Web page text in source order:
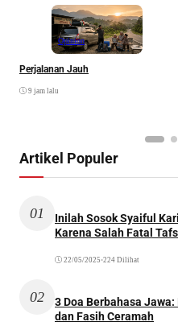
Opinion
Perjalanan Jauh
9 jam lalu
Artikel Populer
01
Inilah Sosok Syaiful
Karena Salah Fatal
22/05/2025 •224 Dilihat
02
3 Doa Berbahasa
dan Fasih Ceramah